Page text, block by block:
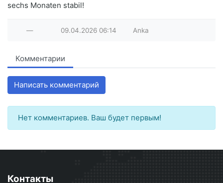
sechs Monaten stabil!
— 09.04.2026 06:14 Anka
Комментарии
Написать комментарий
Нет комментариев. Ваш будет первым!
Контакты